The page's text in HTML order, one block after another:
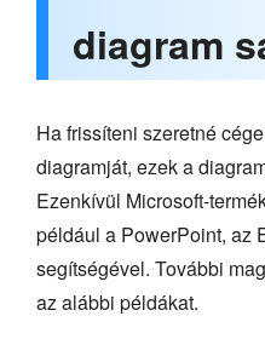
diagram
Ha frissíteni szeretné
diagramját, ezek a
Ezenkívül Microsoft-
például a PowerPoint, az
segítségével. További
az alábbi példákat.